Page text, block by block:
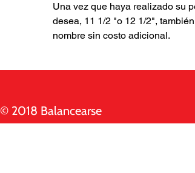
Una vez que haya realizado su
desea, 11 1/2 "o 12 1/2",
nombre sin costo adicional.
© 2018 Balancearse